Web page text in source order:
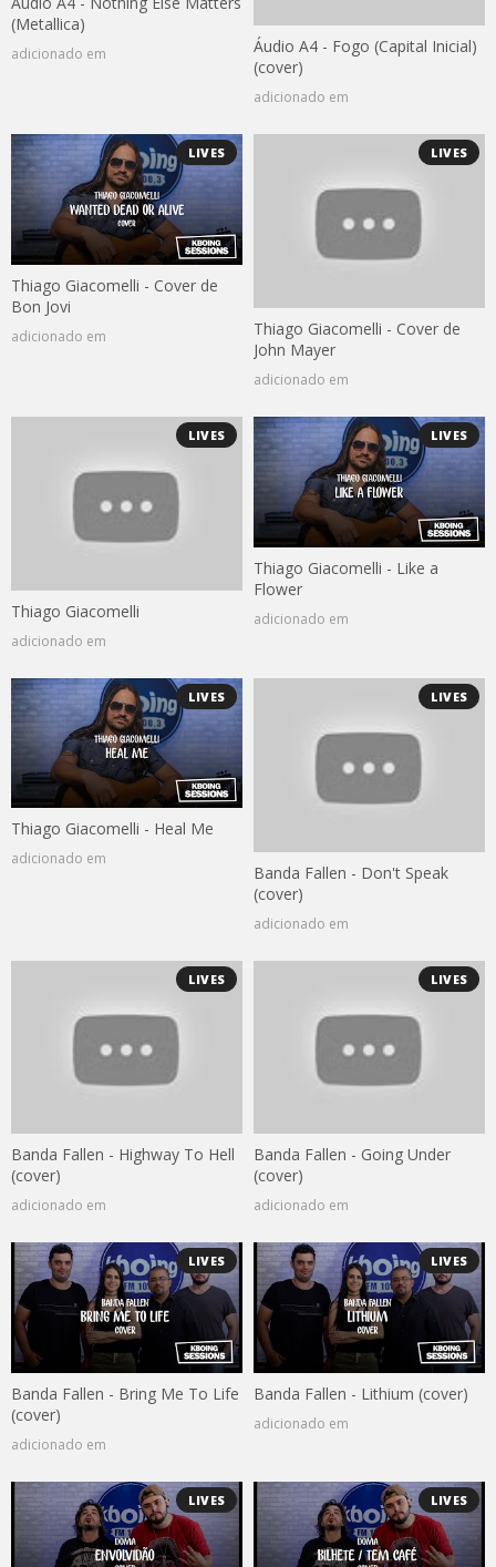
(Metallica)
adicionado em
Áudio A4 - Fogo (Capital Inicial)
(cover)
adicionado em
LIVES
Thiago Giacomelli - Cover de
Bon Jovi
adicionado em
LIVES
Thiago Giacomelli - Cover de
John Mayer
adicionado em
LIVES
Thiago Giacomelli
adicionado em
LIVES
Thiago Giacomelli - Like a
Flower
adicionado em
LIVES
Thiago Giacomelli - Heal Me
adicionado em
LIVES
Banda Fallen - Don't Speak
(cover)
adicionado em
LIVES
Banda Fallen - Highway To Hell
(cover)
adicionado em
LIVES
Banda Fallen - Going Under
(cover)
adicionado em
LIVES
Banda Fallen - Bring Me To Life
(cover)
adicionado em
LIVES
Banda Fallen - Lithium (cover)
adicionado em
LIVES LIVES